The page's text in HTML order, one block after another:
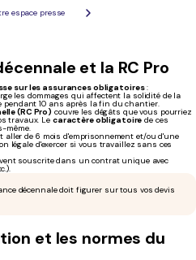
espace presseainsi que des plafonds de chiffre
de l’activité.
un point avec un expert
également à disposition un
et la RC Pro
sur les assurances obligatoires:
les dommages qui affectent la solidité de la
10 ans après la fin du chantier.
(RC Pro) couvre les dégâts que vous pourriez
travaux. Le caractère obligatoire de ces
même.
de 6 mois d'emprisonnement et/ou d'une
légale d'exercer si vous travaillez sans ces
souscrite dans un contrat unique avec
décennale doit figurer sur tous vos devis
et les normes du